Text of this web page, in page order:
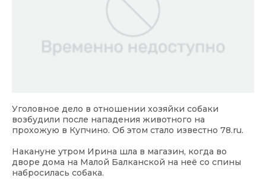
Уголовное дело в отношении хозяйки собаки
возбудили после нападения животного на
прохожую в Купчино. Об этом стало известно 78.ru.
Накануне утром Ирина шла в магазин, когда во
дворе дома на Малой Балканской на неё со спины
набросилась собака.